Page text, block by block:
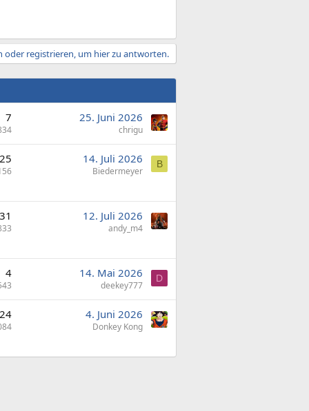
oder registrieren, um hier zu antworten.
7 25. Juni 2026
chrigu
25 14. Juli 2026
Biedermeyer
B
31 12. Juli 2026
andy_m4
4 14. Mai 2026
deekey777
D
24 4. Juni 2026
Donkey Kong